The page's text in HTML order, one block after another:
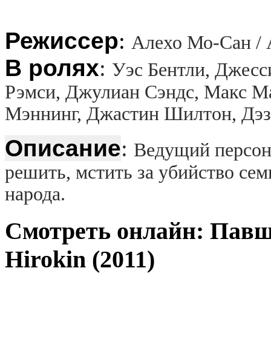
Режиссер: Алехо Мо-Сан /
В ролях: Уэс Бентли,
Рэмси, Джулиан Сэндс, Макс
Мэннинг, Джастин Шилтон,
Описание: Ведущий
решить, мстить за убийство
народа.
Смотреть онлайн:
Hirokin (2011)